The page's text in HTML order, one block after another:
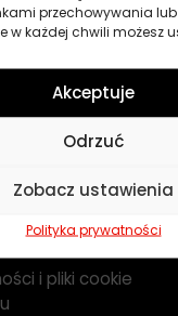
przechowywania
w każdej chwili możesz
Akceptuje
Odrzuć
Zobacz ustawienia
Polityka prywatności
i pliki cookie